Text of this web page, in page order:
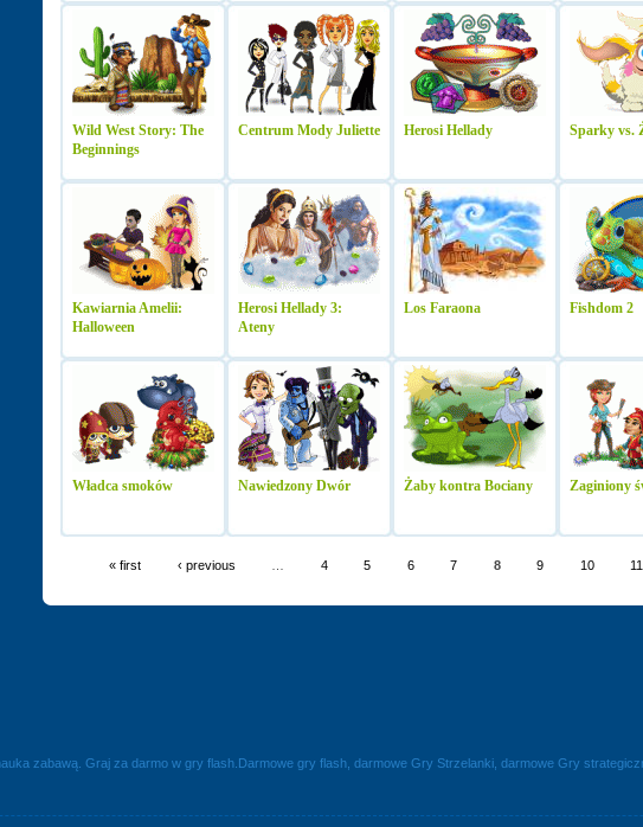
Wild West Story: The
Beginnings
Centrum Mody Juliette Herosi Hellady Sparky vs.
Kawiarnia Amelii:
Halloween
Herosi Hellady 3:
Ateny
Los Faraona Fishdom 2
Władca smoków Nawiedzony Dwór Żaby kontra Bociany Zaginiony
« first ‹ previous 4 5 6 7 8 9 10 11
zabawą. Graj za darmo w gry flash.Darmowe gry flash, darmowe Gry Strzelanki, darmowe Gry